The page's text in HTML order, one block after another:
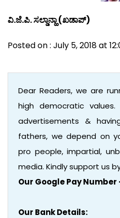
ವಿ.ಜೆ.ಪಿ. ಸಲ್ಡಾನ್ಹಾ (ಖಡಾಪ್)
Posted on : July 5, 2018 at
Dear Readers, we are
high democratic values.
advertisements &
fathers, we depend on
pro people, impartial,
media. Kindly support us
Our Google Pay Number
Our Bank Details: